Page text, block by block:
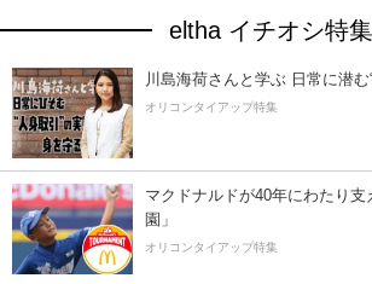
eltha イチオシ特集
川島海荷さんと学ぶ 日常に潜む
オリコンタイアップ特集
マクドナルドが40年にわたり
園」
オリコンタイアップ特集